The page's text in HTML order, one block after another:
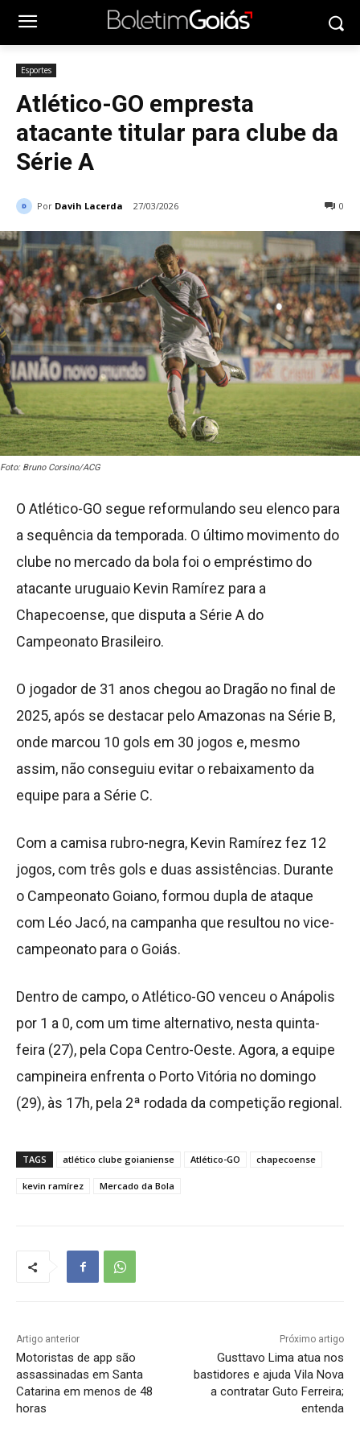
Esportes
Atlético-GO empresta
atacante titular para clube da
Série A
Por Davih Lacerda 27/03/2026 0
Foto: Bruno Corsino/ACG
O Atlético-GO segue reformulando seu elenco para
a sequência da temporada. O último movimento do
clube no mercado da bola foi o empréstimo do
atacante uruguaio Kevin Ramírez para a
Chapecoense, que disputa a Série A do
Campeonato Brasileiro.
O jogador de 31 anos chegou ao Dragão no final de
2025, após se destacar pelo Amazonas na Série B,
onde marcou 10 gols em 30 jogos e, mesmo
assim, não conseguiu evitar o rebaixamento da
equipe para a Série C.
Com a camisa rubro-negra, Kevin Ramírez fez 12
jogos, com três gols e duas assistências. Durante
o Campeonato Goiano, formou dupla de ataque
com Léo Jacó, na campanha que resultou no vice-
campeonato para o Goiás.
Dentro de campo, o Atlético-GO venceu o Anápolis
por 1 a 0, com um time alternativo, nesta quinta-
feira (27), pela Copa Centro-Oeste. Agora, a equipe
campineira enfrenta o Porto Vitória no domingo
(29), às 17h, pela 2ª rodada da competição regional.
TAGS atlético clube goianiense Atlético-GO chapecoense
kevin ramírez Mercado da Bola
Artigo anterior
Motoristas de app são
assassinadas em Santa
Catarina em menos de 48
horas
Próximo artigo
Gusttavo Lima atua nos
bastidores e ajuda Vila Nova
a contratar Guto Ferreira;
entenda